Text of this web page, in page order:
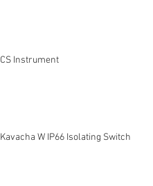
CS Instrument
Kavacha W IP66 Isolating Switch